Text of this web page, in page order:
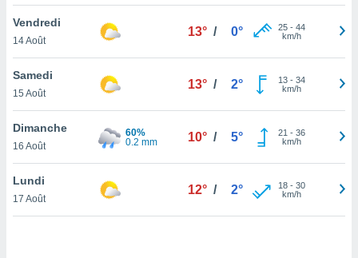
votre
à
en
le
Vendredi
14 Août
13° / 0° 25- 44
km/h
Samedi
15 Août
13° / 2° 13- 34
km/h
Dimanche
16 Août
60%
0.2 mm
10° / 5° 21 - 36
km/h
Lundi
17 Août
12° / 2° 18- 30
km/h